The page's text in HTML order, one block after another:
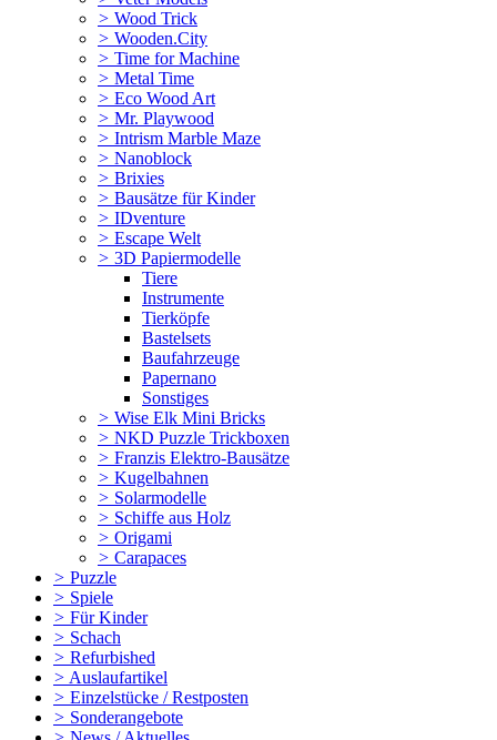
> Wood Trick
> Wooden.City
> Time for Machine
> Metal Time
> Eco Wood Art
> Mr. Playwood
> Intrism Marble Maze
> Nanoblock
> Brixies
> Bausätze für Kinder
> IDventure
> Escape Welt
> 3D Papiermodelle
Tiere
Instrumente
Tierköpfe
Bastelsets
Baufahrzeuge
Papernano
Sonstiges
> Wise Elk Mini Bricks
> NKD Puzzle Trickboxen
> Franzis Elektro-Bausätze
> Kugelbahnen
> Solarmodelle
> Schiffe aus Holz
> Origami
> Carapaces
> Puzzle
> Spiele
> Für Kinder
> Schach
> Refurbished
> Auslaufartikel
> Einzelstücke / Restposten
> Sonderangebote